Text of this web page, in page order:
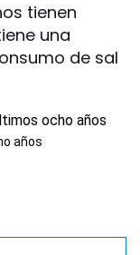
tienen
una
de sal
años